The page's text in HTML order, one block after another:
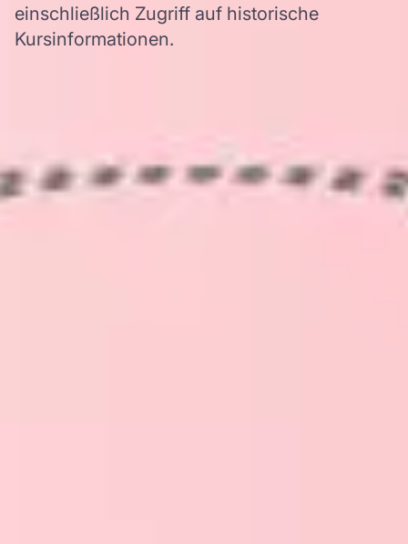
einschließlich Zugriff auf historische
Kursinformationen.